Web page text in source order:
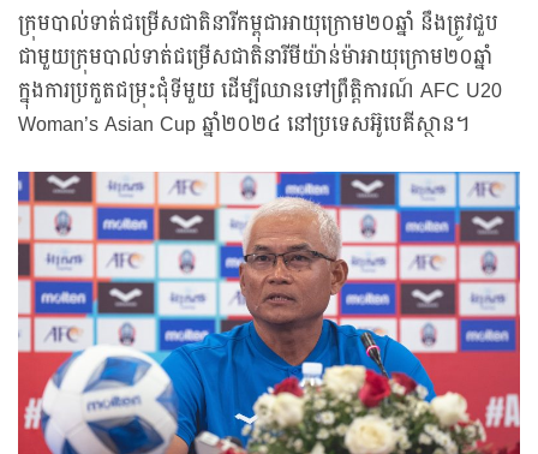
ក្រុមបាល់ទាត់ជម្រើសជាតិនារីកម្ពុជាអាយុក្រោម២០ឆ្នាំ នឹងត្រូវជួប
ជាមួយក្រុមបាល់ទាត់ជម្រើសជាតិនារីមីយ៉ាន់ម៉ាអាយុក្រោម២០ឆ្នាំ
ក្នុងការប្រកួតជម្រុះជុំទីមួយ ដើម្បីឈានទៅព្រឹត្តិការណ៍ AFC U20
Woman’s Asian Cup ឆ្នាំ២០២៤ នៅប្រទេសអ៊ូបេគីស្ថាន។